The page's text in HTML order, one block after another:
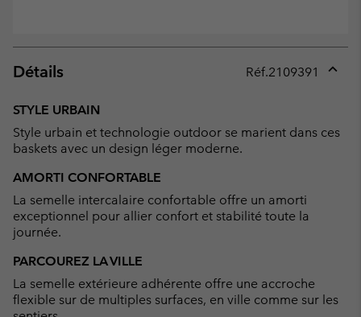
Détails Réf.2109391
STYLE URBAIN
Style urbain et technologie outdoor se marient dans ces
baskets avec un design léger moderne.
AMORTI CONFORTABLE
La semelle intercalaire confortable offre un amorti
exceptionnel pour allier confort et stabilité toute la
journée.
PARCOUREZ LA VILLE
La semelle extérieure adhérente offre une accroche
flexible sur de multiples surfaces, en ville comme sur les